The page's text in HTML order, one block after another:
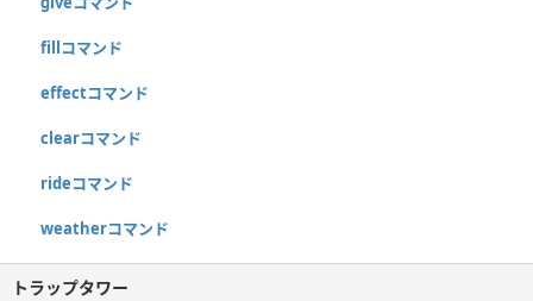
fillコマンド
effectコマンド
clearコマンド
rideコマンド
weatherコマンド
トラップタワー